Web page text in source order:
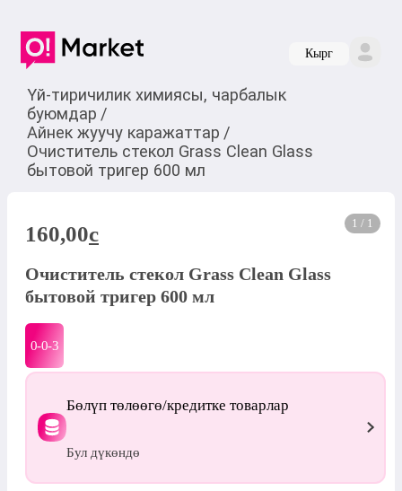
Кырг
Үй-тиричилик химиясы, чарбалык
буюмдар /
Айнек жуучу каражаттар /
Очиститель стекол Grass Clean Glass
бытовой тригер 600 мл
1 / 1
160,00c
Очиститель стекол Grass Clean Glass
бытовой тригер 600 мл
0-0-3
Бөлүп төлөөгө/кредитке товарлар
Бул дүкөндө